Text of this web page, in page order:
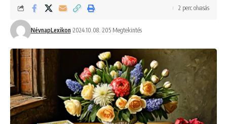
NévnapLexikon 2024.10.08. 205 Megtekintés
2 perc olvasás